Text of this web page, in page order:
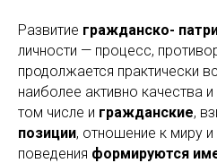
Развитие гражданско-
личности — процесс,
продолжается практически
наиболее активно качества и
том числе и гражданские,
позиции, отношение к миру
поведения формируются